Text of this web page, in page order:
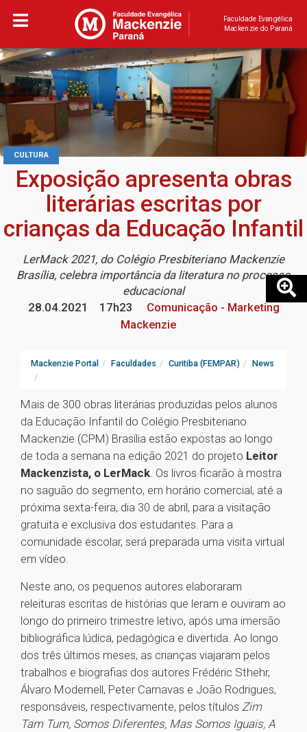
Faculdade Evangélica
Mackenzie do Paraná
CULTURA
Exposição apresenta obras
literárias escritas por
crianças da Educação Infantil
LerMack 2021, do Colégio Presbiteriano Mackenzie
Brasília, celebra importância da literatura no processo
educacional
28.04.2021
17h23
Comunicação - Marketing
Mackenzie
Mackenzie Portal Faculdades Curitiba (FEMPAR) News
Mais de 300 obras literárias produzidas pelos alunos
da Educação Infantil do Colégio Presbiteriano
Mackenzie (CPM) Brasília estão expostas ao longo
de toda a semana na edição 2021 do projeto Leitor
Mackenzista, o LerMack. Os livros ficarão à mostra
no saguão do segmento, em horário comercial, até a
próxima sexta-feira, dia 30 de abril, para a visitação
gratuita e exclusiva dos estudantes. Para a
comunidade escolar, será preparada uma visita virtual
em vídeo.
Neste ano, os pequenos autores elaboraram
releituras escritas de histórias que leram e ouviram ao
longo do primeiro trimestre letivo, após uma imersão
bibliográfica lúdica, pedagógica e divertida. Ao longo
dos três últimos meses, as crianças viajaram pelos
trabalhos e biografias dos autores Frédéric Sthehr,
Álvaro Modernell, Peter Carnavas e João Rodrigues,
responsáveis, respectivamente, pelos títulos Zim
Tam Tum, Somos Diferentes, Mas Somos Iguais, A